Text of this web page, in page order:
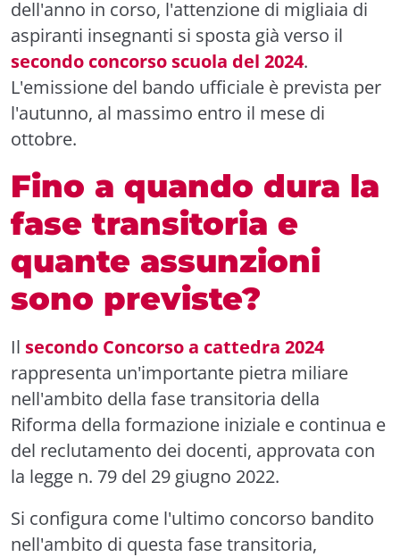
dell'anno in corso, l'attenzione di migliaia di
aspiranti insegnanti si sposta già verso il
secondo concorso scuola del 2024.
L'emissione del bando ufficiale è prevista per
l'autunno, al massimo entro il mese di
ottobre.
Fino a quando dura la
fase transitoria e
quante assunzioni
sono previste?
Il secondo Concorso a cattedra 2024
rappresenta un'importante pietra miliare
nell'ambito della fase transitoria della
Riforma della formazione iniziale e continua e
del reclutamento dei docenti, approvata con
la legge n. 79 del 29 giugno 2022.
Si configura come l'ultimo concorso bandito
nell'ambito di questa fase transitoria,